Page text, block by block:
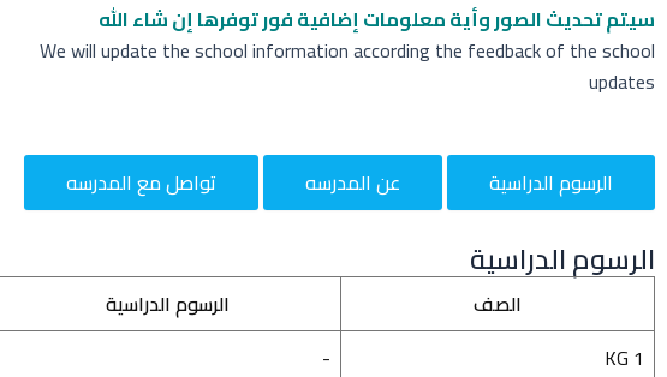
سيتم تحديث الصور وأية معلومات إضافيةفور توفرها إن شاء الله
We will update the school information according the feedback of the school
updates
الرسوم الدراسية عن المدرسه تواصل مع المدرسه
الرسوم الدراسية
الصف
الرسوم الدراسية
KG 1
-